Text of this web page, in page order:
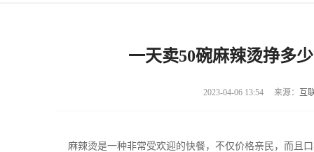
一天卖50碗麻辣烫挣多
2023-04-06 13:54 来源： 互
麻辣烫是一种非常受欢迎的快餐，不仅价格亲民，而且口